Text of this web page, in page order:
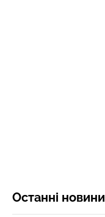
Останні новини